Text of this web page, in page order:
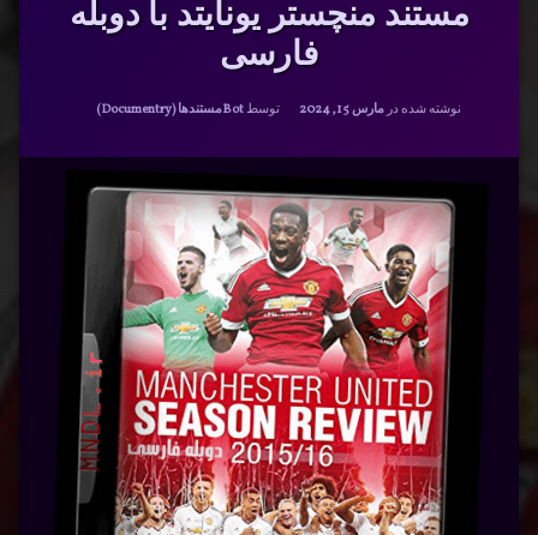
مستند منچستر یونایتد با دوبله
فارسی
نوشته شده درمارس 15, 2024 توسطBotدسته بندی ها:
مستندها (Documentry)